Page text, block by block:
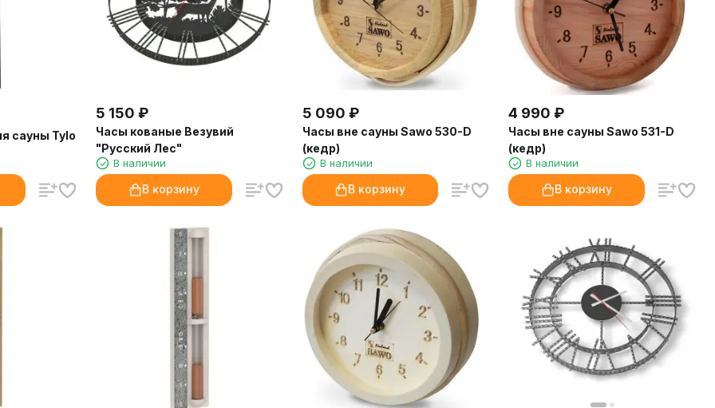
сауны Tylo
5 150 ₽
Часы кованые Везувий
"Русский Лес"
В наличии
В корзину
5 090 ₽
Часы вне сауны Sawo 530-D
(кедр)
В наличии
В корзину
4 990 ₽
Часы вне сауны Sawo 531-D
(кедр)
В наличии
В корзину